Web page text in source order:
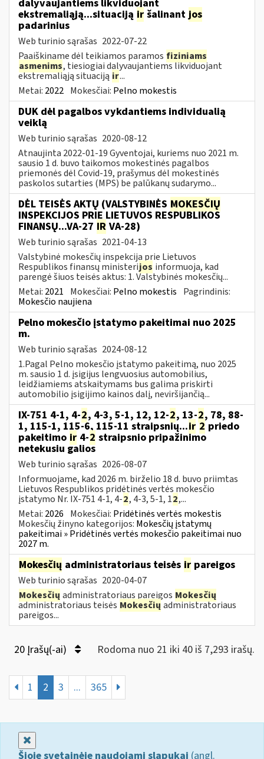
dalyvaujantiems likviduojant
ekstremaliąją...situaciją ir šalinant jos
padarinius
Web turinio sąrašas 2022-07-22
Paaiškiname dėl teikiamos paramos fiziniams
asmenims, tiesiogiai dalyvaujantiems likviduojant
ekstremaliąją situaciją ir...
Metai: 2022 Mokesčiai: Pelno mokestis
DUK dėl pagalbos vykdantiems individualią
veiklą
Web turinio sąrašas 2020-08-12
Atnaujinta 2022-01-19 Gyventojai, kuriems nuo 2021 m.
sausio 1 d. buvo taikomos mokestinės pagalbos
priemonės dėl Covid-19, prašymus dėl mokestinės
paskolos sutarties (MPS) be palūkanų sudarymo...
DĖL TEISĖS AKTŲ (VALSTYBINĖS MOKESČIŲ
INSPEKCIJOS PRIE LIETUVOS RESPUBLIKOS
FINANSŲ...VA-27 IR VA-28)
Web turinio sąrašas 2021-04-13
Valstybinė mokesčių inspekcija prie Lietuvos
Respublikos finansų ministerijos informuoja, kad
parengė šiuos teisės aktus: 1. Valstybinės mokesčių...
Metai: 2021 Mokesčiai: Pelno mokestis Pagrindinis:
Mokesčio naujiena
Pelno mokesčio įstatymo pakeitimai nuo 2025
m.
Web turinio sąrašas 2024-08-12
1.Pagal Pelno mokesčio įstatymo pakeitimą, nuo 2025
m. sausio 1 d. įsigijus lengvuosius automobilius,
leidžiamiems atskaitymams bus galima priskirti
automobilio įsigijimo kainos dalį, neviršijančią...
IX-751 4-1, 4-2, 4-3, 5-1, 12, 12-2, 13-2, 78, 88-
1, 115-1, 115-6, 115-11 straipsnių...ir 2 priedo
pakeitimo ir 4-2 straipsnio pripažinimo
netekusiu galios
Web turinio sąrašas 2026-08-07
Informuojame, kad 2026 m. birželio 18 d. buvo priimtas
Lietuvos Respublikos pridėtinės vertės mokesčio
įstatymo Nr. IX-751 4-1, 4-2, 4-3, 5-1, 12,...
Metai: 2026 Mokesčiai: Pridėtinės vertės mokestis
Mokesčių žinyno kategorijos: Mokesčių įstatymų
pakeitimai » Pridėtinės vertės mokesčio pakeitimai nuo
2027 m.
Mokesčių administratoriaus teisės ir pareigos
Web turinio sąrašas 2020-04-07
Mokesčių administratoriaus pareigos Mokesčių
administratoriaus teisės Mokesčių administratoriaus
pareigos...
20 Įrašų(-ai) Rodoma nuo 21 iki 40 iš 7,293 irašų.
1 2 3 ... 365
Šioje svetainėje naudojami slapukai (angl.